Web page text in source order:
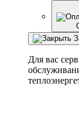
Для вас